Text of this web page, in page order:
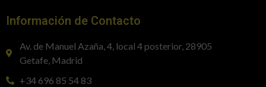
Información de Contacto
Av. de Manuel Azaña, 4, local 4 posterior, 28905
Getafe, Madrid
+34 696 85 54 83